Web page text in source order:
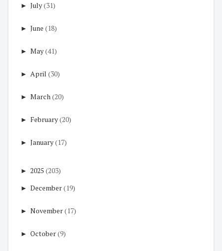
► July(31)
► June (18)
► May(41)
► April (30)
► March(20)
► February(20)
► January(17)
► 2025 (203)
► December(19)
► November(17)
► October(9)